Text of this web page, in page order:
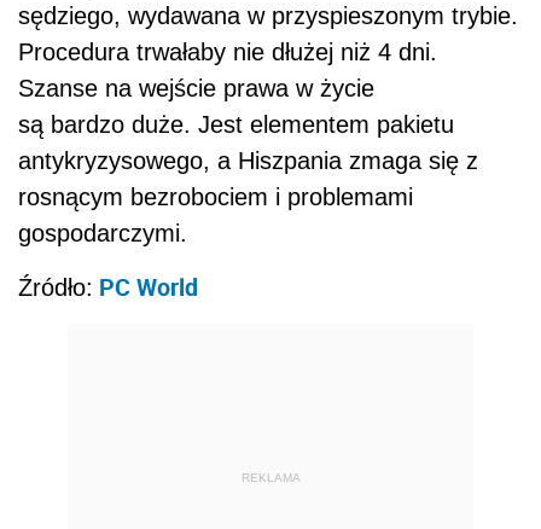
sędziego, wydawana w przyspieszonym trybie.
Procedura trwałaby nie dłużej niż 4 dni.
Szanse na wejście prawa w życie
są bardzo duże. Jest elementem pakietu
antykryzysowego, a Hiszpania zmaga się z
rosnącym bezrobociem i problemami
gospodarczymi.
Źródło: PC World
REKLAMA